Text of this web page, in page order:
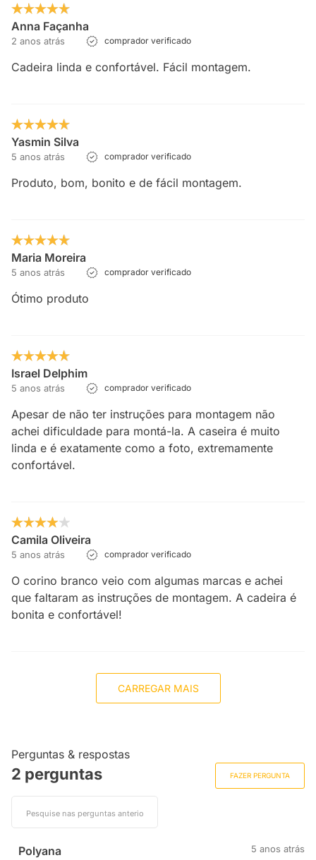
Anna Façanha
2 anos atrás comprador verificado
Cadeira linda e confortável. Fácil montagem.
Yasmin Silva
5 anos atrás comprador verificado
Produto, bom, bonito e de fácil montagem.
Maria Moreira
5 anos atrás comprador verificado
Ótimo produto
Israel Delphim
5 anos atrás comprador verificado
Apesar de não ter instruções para montagem não
achei dificuldade para montá-la. A caseira é muito
linda e é exatamente como a foto, extremamente
confortável.
Camila Oliveira
5 anos atrás comprador verificado
O corino branco veio com algumas marcas e achei
que faltaram as instruções de montagem. A cadeira é
bonita e confortável!
CARREGAR MAIS
Perguntas & respostas
2 perguntas FAZER PERGUNTA
Polyana 5 anos atrás